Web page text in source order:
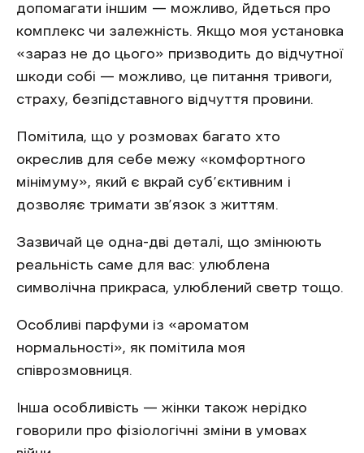
допомагати іншим — можливо, йдеться про
комплекс чи залежність. Якщо моя установка
«зараз не до цього» призводить до відчутної
шкоди собі — можливо, це питання тривоги,
страху, безпідставного відчуття провини.
Помітила, що у розмовах багато хто
окреслив для себе межу «комфортного
мінімуму», який є вкрай суб’єктивним і
дозволяє тримати зв’язок з життям.
Зазвичай це одна-дві деталі, що змінюють
реальність саме для вас: улюблена
символічна прикраса, улюблений светр тощо.
Особливі парфуми із «ароматом
нормальності», як помітила моя
співрозмовниця.
Інша особливість — жінки також нерідко
говорили про фізіологічні зміни в умовах